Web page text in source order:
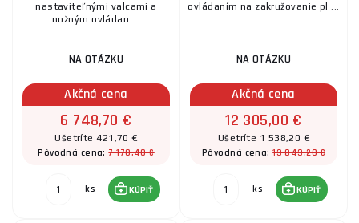
nastaviteľnými valcami a
nožným ovládan ...
NA OTÁZKU
Akčná cena
6 748,70 €
Ušetríte 421,70 €
Pôvodná cena:7 170,40 €
ks KÚPIŤ
ovládaním na zakružovanie pl ...
NA OTÁZKU
Akčná cena
12 305,00 €
Ušetríte 1 538,20 €
Pôvodná cena:13 843,20 €
ks KÚPIŤ